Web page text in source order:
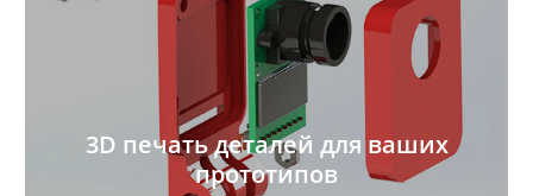
3D печать деталей для ваших
прототипов